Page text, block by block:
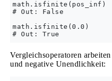
math.isfinite(pos_inf)
# Out: False
math.isfinite(0.0)
Vergleichsoperatoren
und negative Unendlichkeit: